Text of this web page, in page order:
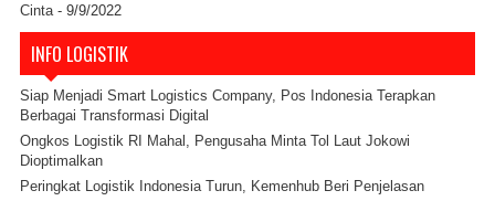
Cinta - 9/9/2022
INFO LOGISTIK
Siap Menjadi Smart Logistics Company, Pos Indonesia Terapkan
Berbagai Transformasi Digital
Ongkos Logistik RI Mahal, Pengusaha Minta Tol Laut Jokowi
Dioptimalkan
Peringkat Logistik Indonesia Turun, Kemenhub Beri Penjelasan